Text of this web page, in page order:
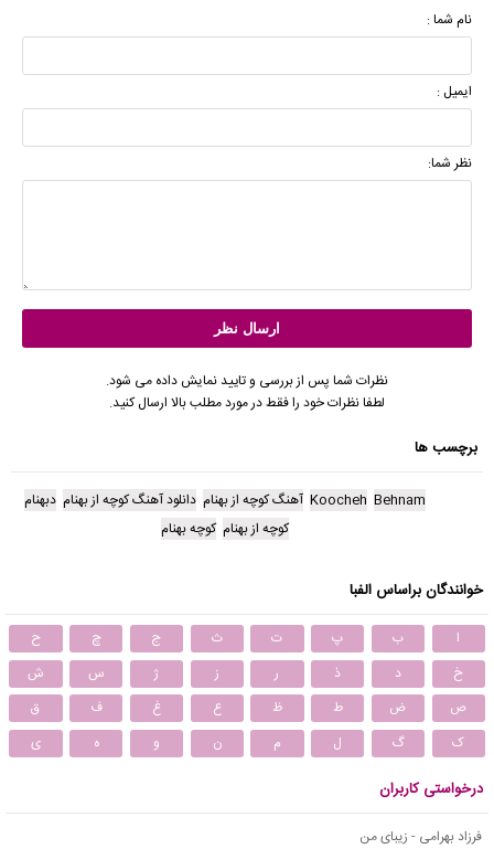
نام شما :
ایمیل :
نظر شما:
نظرات شما پس از بررسی و تایید نمایش داده می شود.
لطفا نظرات خود را فقط در مورد مطلب بالا ارسال کنید.
برچسب ها
Behnam
Koocheh آهنگ کوچه از بهنام دانلود آهنگ کوچه از بهنام دبهنام
کوچه از بهنام کوچه بهنام
خوانندگان براساس الفبا
ا ب پ ت ث ج چ
ح
خ
د ذ ر ز ژ س
ش
ص
ض ط ظ ع غ ف
ق
ک
گ ل م ن و ه ی
درخواستی کاربران
فرزاد بهرامی - زیبای من